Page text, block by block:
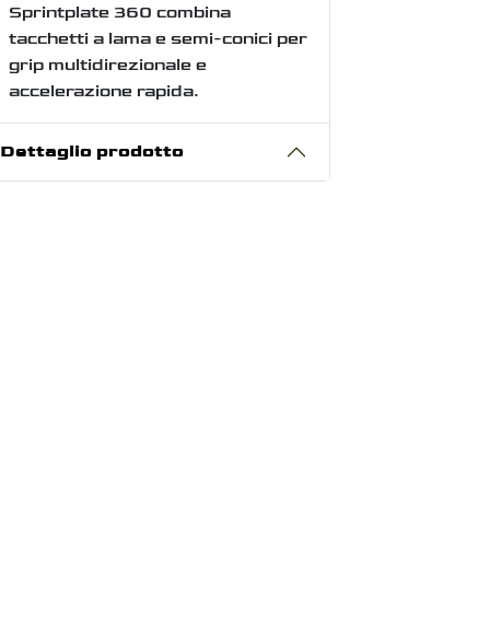
Sprintplate 360 combina
tacchetti a lama e semi-conici per
grip multidirezionale e
accelerazione rapida.
Dettaglio prodotto